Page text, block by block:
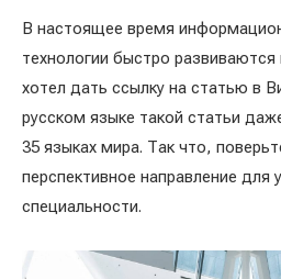
В настоящее время
технологии быстро
хотел дать ссылку на статью в
русском языке такой статьи
35 языках мира. Так что,
перспективное направление для
специальности.